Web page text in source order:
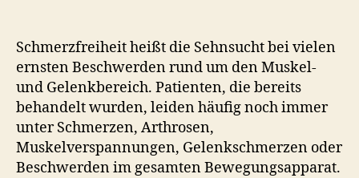
Schmerzfreiheit heißt die Sehnsucht bei vielen
ernsten Beschwerden rund um den Muskel-
und Gelenkbereich. Patienten, die bereits
behandelt wurden, leiden häufig noch immer
unter Schmerzen, Arthrosen,
Muskelverspannungen, Gelenkschmerzen oder
Beschwerden im gesamten Bewegungsapparat.